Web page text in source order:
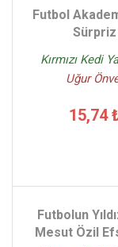
Futbol
Sürpriz
Kırmızı Kedi
Uğur
15,74
Futbolun
Mesut Özil